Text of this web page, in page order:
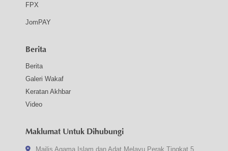
FPX
JomPAY
Berita
Berita
Galeri Wakaf
Keratan Akhbar
Video
Maklumat Untuk Dihubungi
Majlis Agama Islam dan Adat Melayu Perak Tingkat 5,